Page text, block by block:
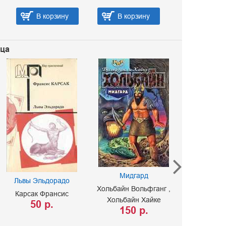
В корзину В корзину
Львы Эльдорадо
Карсак Франсис
50 р.
Мидгард
Хольбайн Вольфганг
Хольбайн Хайке
150 р.